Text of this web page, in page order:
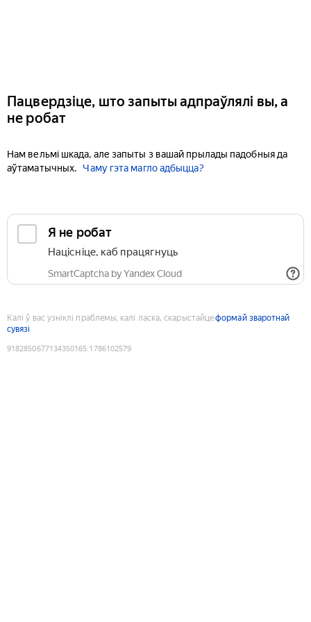
Пацвердзіце, што запыты адпраўлялі вы, а
не робат
Нам вельмі шкада, але запыты з вашай прылады падобныя да
аўтаматычных.
Чаму гэта магло адбыцца?
Я не робат
Націсніце, каб працягнуць
SmartCaptcha by Yandex Cloud
Калі ў вас узніклі праблемы, калі ласка, скарыстайцеформай зваротнай
сувязі
9182850677134350165:1786102579